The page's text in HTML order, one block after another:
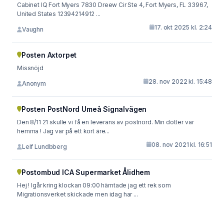
Cabinet IQ Fort Myers 7830 Dreew Cir Ste 4, Fort Myers, FL 33967,
United Ѕtates 12394214912 ...
Vaughn 17. okt 2025 kl. 2:24
Posten Axtorpet
Missnöjd
Anonym 28. nov 2022 kl. 15:48
Posten PostNord Umeå Signalvägen
Den 8/11 21 skulle vi få en leverans av postnord. Min dotter var
hemma ! Jag var på ett kort äre...
Leif Lundbberg 08. nov 2021 kl. 16:51
Postombud ICA Supermarket Ålidhem
Hej ! Igår kring klockan 09:00 hämtade jag ett rek som
Migrationsverket skickade men idag har ...